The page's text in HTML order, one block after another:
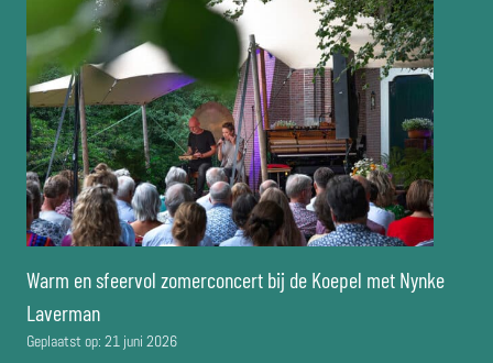
Warm en sfeervol zomerconcert bij de Koepel met Nynke
Laverman
Geplaatst op: 21 juni 2026